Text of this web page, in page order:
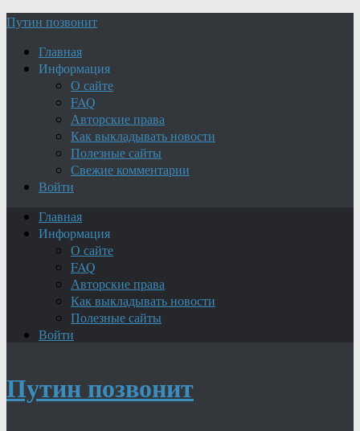
Путин позвонит
Главная
Информация
О сайте
FAQ
Авторские права
Как выкладывать новости
Полезные сайты
Свежие комментарии
Войти
Главная
Информация
О сайте
FAQ
Авторские права
Как выкладывать новости
Полезные сайты
Войти
Путин позвонит